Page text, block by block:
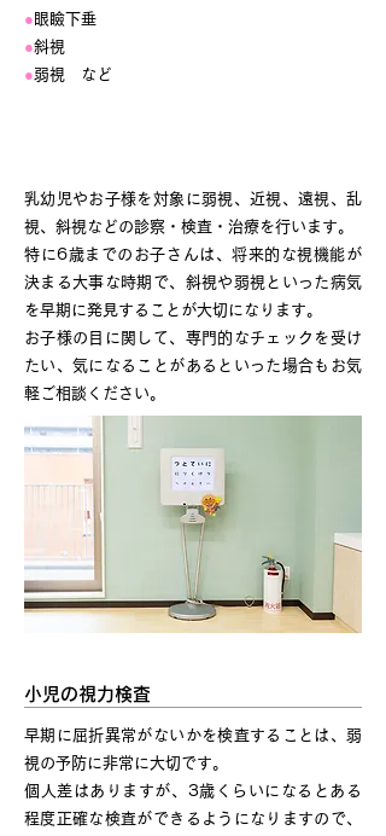
● 眼瞼下垂
●斜視
●弱視 など
乳幼児やお子様を対象に弱視、近視、遠視、乱
視、斜視などの診察・検査・治療を行います。
特に6歳までのお子さんは、将来的な視機能が
決まる大事な時期で、斜視や弱視といった病気
を早期に発見することが大切になります。
お子様の目に関して、専門的なチェックを受け
たい、気になることがあるといった場合もお気
軽ご相談ください。
小児の視力検査
早期に屈折異常がないかを検査することは、弱
視の予防に非常に大切です。
個人差はありますが、3歳くらいになるとある
程度正確な検査ができるようになりますので、